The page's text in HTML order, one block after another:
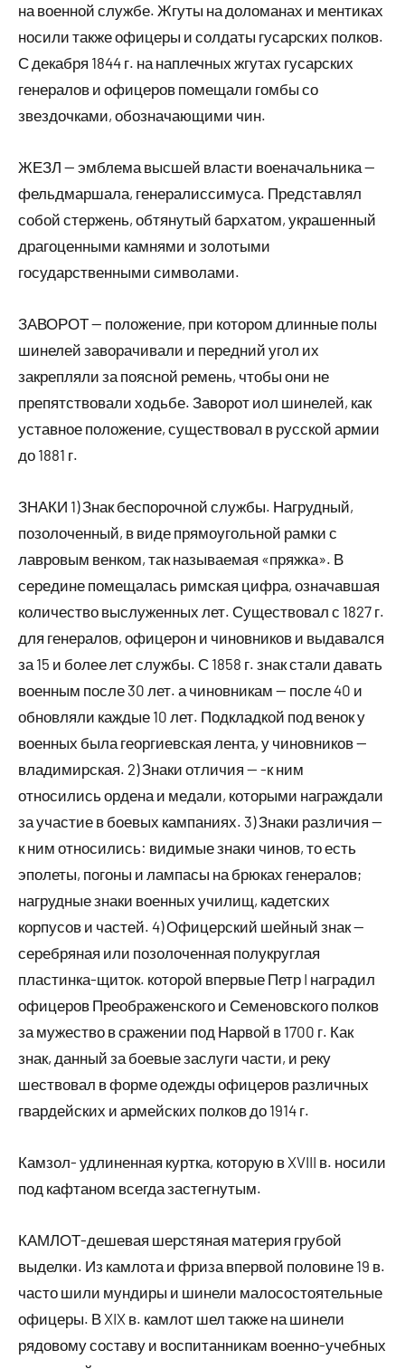
на военной службе. Жгуты на доломанах и ментиках
носили также офицеры и солдаты гусарских полков.
С декабря 1844 г. на наплечных жгутах гусарских
генералов и офицеров помещали гомбы со
звездочками, обозначающими чин.
ЖЕЗЛ — эмблема высшей власти военачальника —
фельдмаршала, генералиссимуса. Представлял
собой стержень, обтянутый бархатом, украшенный
драгоценными камнями и золотыми
государственными символами.
ЗАВОРОТ — положение, при котором длинные полы
шинелей заворачивали и передний угол их
закрепляли за поясной ремень, чтобы они не
препятствовали ходьбе. Заворот иол шинелей, как
уставное положение, существовал в русской армии
до 1881 г.
ЗНАКИ 1) Знак беспорочной службы. Нагрудный,
позолоченный, в виде прямоугольной рамки с
лавровым венком, так называемая «пряжка». В
середине помещалась римская цифра, означавшая
количество выслуженных лет. Существовал с 1827 г.
для генералов, офицерон и чиновников и выдавался
за 15 и более лет службы. С 1858 г. знак стали давать
военным после 30 лет. а чиновникам — после 40 и
обновляли каждые 10 лет. Подкладкой под венок у
военных была георгиевская лента, у чиновников —
владимирская. 2) Знаки отличия — -к ним
относились ордена и медали, которыми награждали
за участие в боевых кампаниях. 3) Знаки различия —
к ним относились: видимые знаки чинов, то есть
эполеты, погоны и лампасы на брюках генералов;
нагрудные знаки военных училищ, кадетских
корпусов и частей. 4) Офицерский шейный знак —
серебряная или позолоченная полукруглая
пластинка-щиток. которой впервые Петр I наградил
офицеров Преображенского и Семеновского полков
за мужество в сражении под Нарвой в 1700 г. Как
знак, данный за боевые заслуги части, и реку
шествовал в форме одежды офицеров различных
гвардейских и армейских полков до 1914 г.
Камзол- удлиненная куртка, которую в XVIII в. носили
под кафтаном всегда застегнутым.
КАМЛОТ-дешевая шерстяная материя грубой
выделки. Из камлота и фриза впервой половине 19 в.
часто шили мундиры и шинели малосостоятельные
офицеры. В XIX в. камлот шел также на шинели
рядовому составу и воспитанникам военно-учебных